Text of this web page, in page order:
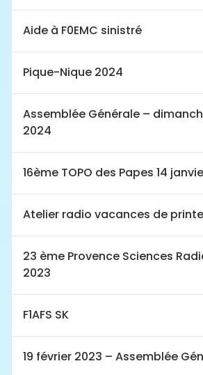
Aide à F0EMC sinistré
Pique-Nique 2024
Assemblée Générale –
2024
16ème TOPO des Papes 14
Atelier radio vacances de
23 ème Provence Sciences
2023
F1AFS SK
19 février 2023 – Assemblée